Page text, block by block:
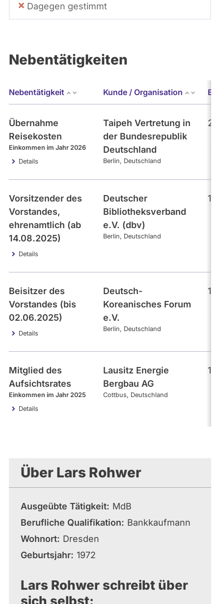
Dagegen gestimmt
Nebentätigkeiten
Nebentätigkeit Kunde / Organisation
Übernahme
Reisekosten
Einkommen im Jahr 2026
Details
Taipeh Vertretung in
der Bundesrepublik
Deutschland
Berlin Deutschland
Vorsitzender des
Vorstandes,
ehrenamtlich (ab
14.08.2025)
Details
Deutscher
Bibliotheksverband
e.V. (dbv)
Berlin Deutschland
Beisitzer des
Vorstandes (bis
02.06.2025)
Details
Deutsch-
Koreanisches Forum
e.V.
Berlin Deutschland
Mitglied des
Aufsichtsrates
Einkommen im Jahr 2025
Details
Lausitz Energie
Bergbau AG
Cottbus Deutschland
Über Lars Rohwer
Ausgeübte Tätigkeit
MdB
Berufliche Qualifikation
Bankkaufmann
Wohnort
Dresden
Geburtsjahr 1972
Lars Rohwer schreibt über
sich selbst: